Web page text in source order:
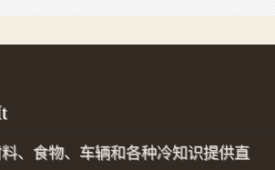
、食物、车辆和各种冷知识提供直